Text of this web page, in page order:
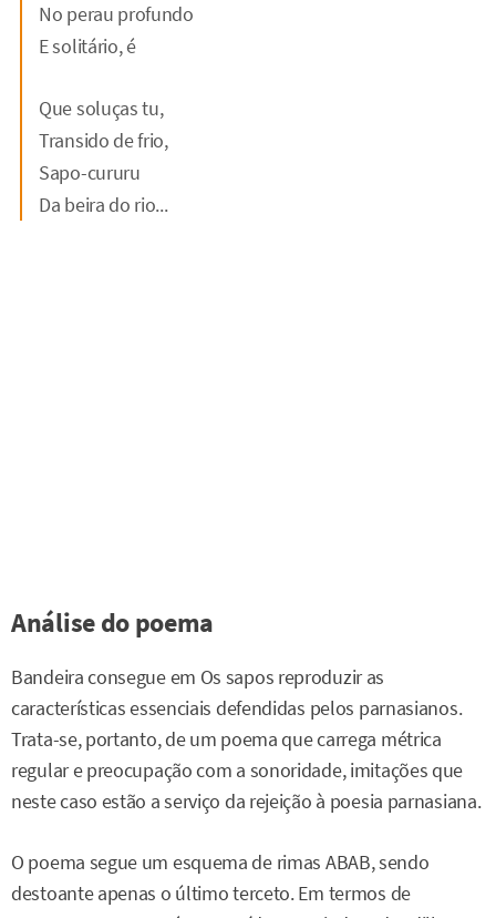
No perau profundo
E solitário, é
Que soluças tu,
Transido de frio,
Sapo-cururu
Da beira do rio...
Análise do poema
Bandeira consegue em Os sapos reproduzir as
características essenciais defendidas pelos parnasianos.
Trata-se, portanto, de um poema que carrega métrica
regular e preocupação com a sonoridade, imitações que
neste caso estão a serviço da rejeição à poesia parnasiana.
O poema segue um esquema de rimas ABAB, sendo
destoante apenas o último terceto. Em termos de